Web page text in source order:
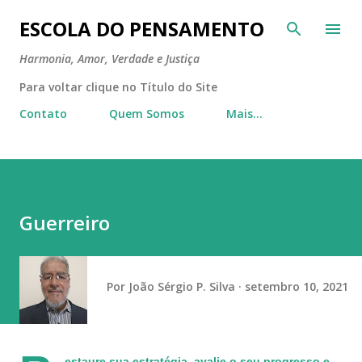
Pular para o conteúdo principal
ESCOLA DO PENSAMENTO
Harmonia, Amor, Verdade e Justiça
Para voltar clique no Título do Site
Contato
Quem Somos Mais…
Guerreiro
Por João Sérgio P. Silva setembro 10, 2021